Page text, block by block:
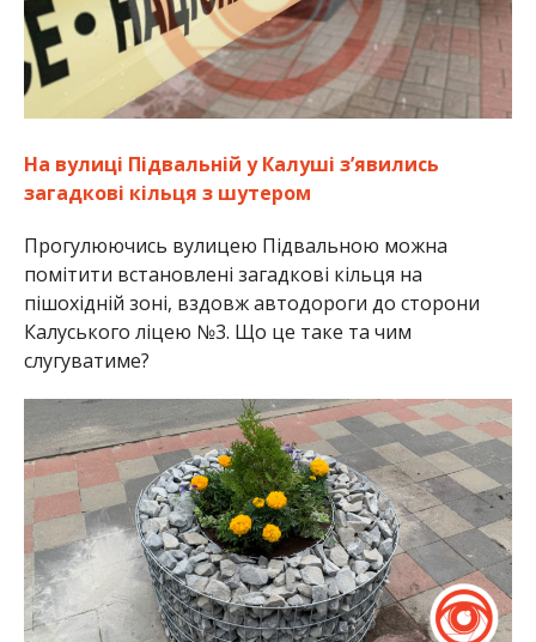
На вулиці Підвальній у Калуші з’явились
загадкові кільця з шутером
Прогулюючись вулицею Підвальною можна
помітити встановлені загадкові кільця на
пішохідній зоні, вздовж автодороги до сторони
Калуського ліцею №3. Що це таке та чим
слугуватиме?